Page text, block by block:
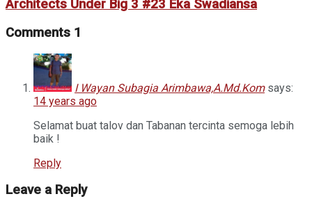
Architects Under Big 3 #23 Eka Swadiansa
Comments 1
I Wayan Subagia Arimbawa,A.Md.Kom says:
14 years ago
Selamat buat talov dan Tabanan tercinta semoga lebih
baik !
Reply
Leave a Reply